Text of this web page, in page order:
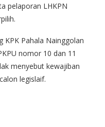
pelaporan LHKPN
KPK Pahala Nainggolan
nomor 10 dan 11
menyebut kewajiban
legislaif.